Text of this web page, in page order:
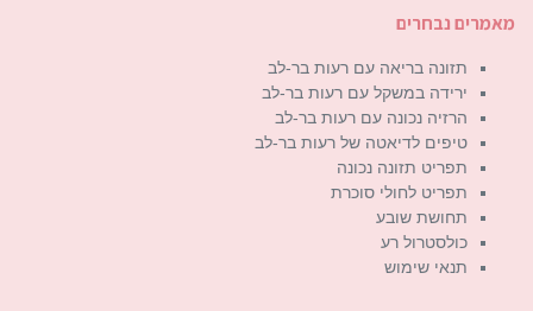
מאמרים נבחרים
תזונה בריאה עם רעות בר-לב
ירידה במשקל עם רעות בר-לב
הרזיה נכונה עם רעות בר-לב
טיפים לדיאטה של רעות בר-לב
תפריט תזונה נכונה
תפריט לחולי סוכרת
תחושת שובע
כולסטרול רע
תנאי שימוש